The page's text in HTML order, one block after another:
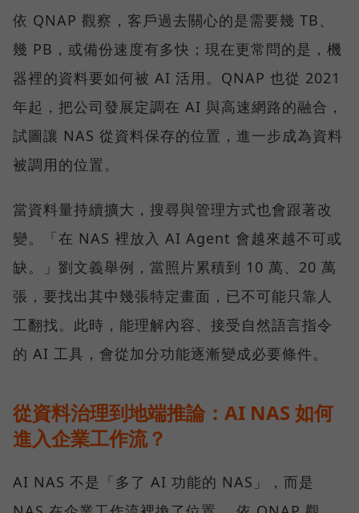
依 QNAP 觀察，客戶過去關心的是需要幾 TB、
幾 PB，或備份速度有多快；現在更常問的是，機
器裡的資料要如何被 AI 活用。QNAP 也從 2021
年起，把公司發展定調在 AI 與高速網路的融合，
試圖讓 NAS 從資料保存的位置，進一步成為資料
被調用的位置。
當資料量持續擴大，搜尋與管理方式也會跟著改
變。「在 NAS 裡放入 AI Agent 會越來越不可或
缺。」劉文義舉例，當照片累積到 10 萬、20 萬
張，要找出其中幾張特定畫面，已不可能只靠人
工翻找。此時，能理解內容、接受自然語言指令
的 AI 工具，會從加分功能逐漸變成必要條件。
從資料治理到地端推論：AI NAS 如何
進入企業工作流？
AI NAS 不是「多了 AI 功能的 NAS」，而是